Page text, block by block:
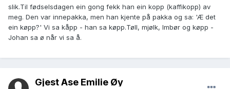
slik.Til fødselsdagen ein gong fekk han ein kopp (kaffikopp) av
meg. Den var innepakka, men han kjente på pakka og sa: 'Æ det
ein køpp?' Vi sa kåpp - han sa køpp.Tøll, mjølk, Imbør og køpp -
Johan sa ø når vi sa å.
Gjest Åse Emilie Øy